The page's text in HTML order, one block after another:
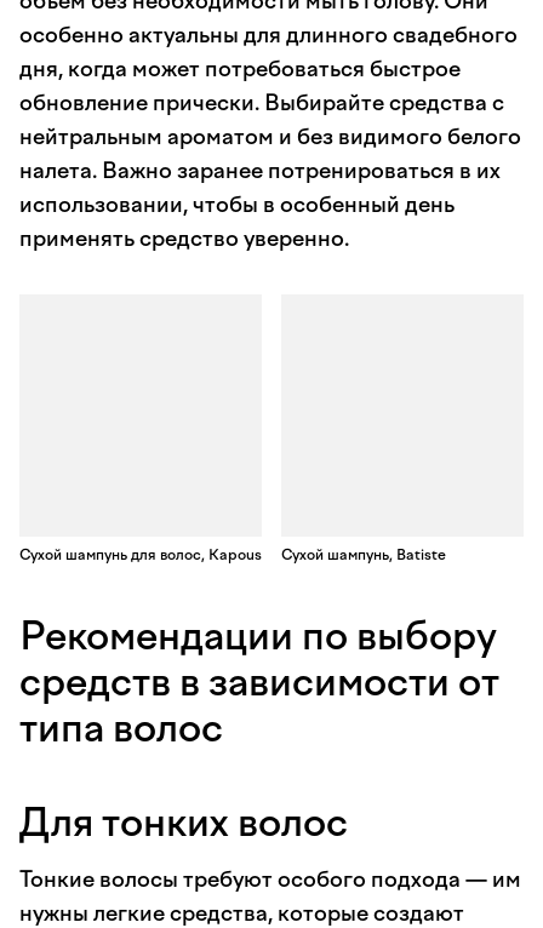
особенно актуальны для длинного свадебного
дня, когда может потребоваться быстрое
обновление прически. Выбирайте средства с
нейтральным ароматом и без видимого белого
налета. Важно заранее потренироваться в их
использовании, чтобы в особенный день
применять средство уверенно.
Сухой шампунь для волос, Kapous Сухой шампунь, Batiste
Рекомендации по выбору
средств в зависимости от
типа волос
Для тонких волос
Тонкие волосы требуют особого подхода — им
нужны легкие средства, которые создают